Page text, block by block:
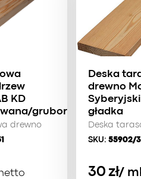
KD
gruboryflowana
drewno
Deska
drewno
Syberyjski
gładka
Deska
SKU: 55902/
30 zł/